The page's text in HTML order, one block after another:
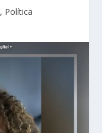
, Política